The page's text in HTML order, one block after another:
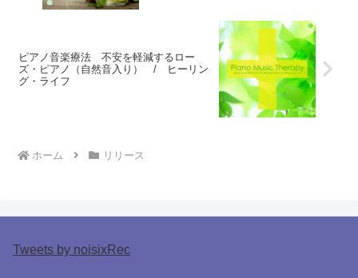
ピアノ音楽療法 不安を軽減するロー
ズ・ピアノ（自然音入り） / ヒーリン
グ・ライフ
ホーム リリース
Tweets by noisixRec